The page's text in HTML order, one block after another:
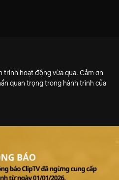
trình hoạt động vừa qua. Cảm ơn
quan trọng trong hành trình của